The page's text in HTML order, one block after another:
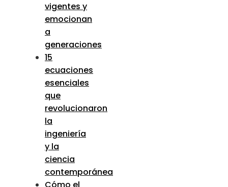
vigentes y
emocionan
a
generaciones
15
ecuaciones
esenciales
que
revolucionaron
la
ingeniería
y la
ciencia
contemporánea
Cómo el